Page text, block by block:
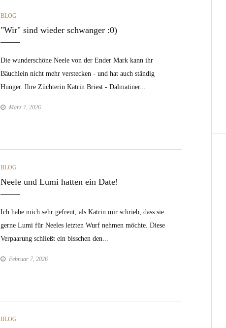
CATEGORIES
BLOG
"Wir" sind wieder schwanger :0)
Die wunderschöne Neele von der Ender Mark kann ihr
Bäuchlein nicht mehr verstecken - und hat auch ständig
Hunger. Ihre Züchterin Katrin Briest - Dalmatiner...
März 7, 2026
CATEGORIES
BLOG
Neele und Lumi hatten ein Date!
Ich habe mich sehr gefreut, als Katrin mir schrieb, dass sie
gerne Lumi für Neeles letzten Wurf nehmen möchte. Diese
Verpaarung schließt ein bisschen den...
Februar 7, 2026
CATEGORIES
BLOG